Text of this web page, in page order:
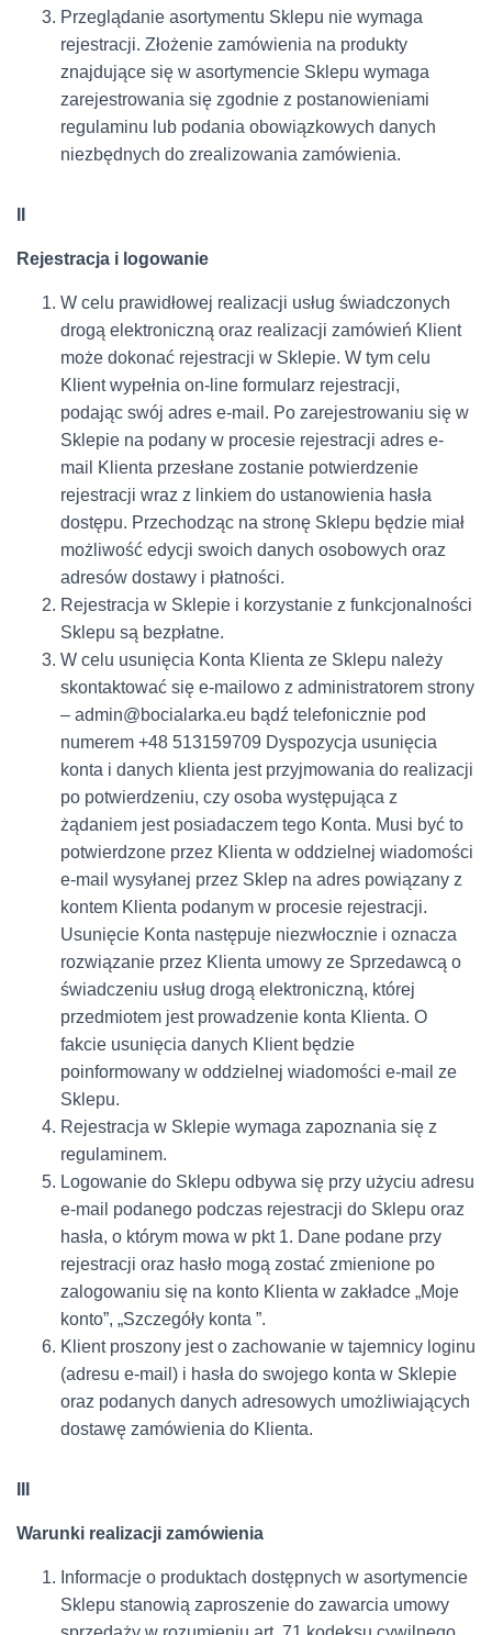
Przeglądanie asortymentu Sklepu nie wymaga
rejestracji. Złożenie zamówienia na produkty
znajdujące się w asortymencie Sklepu wymaga
zarejestrowania się zgodnie z postanowieniami
regulaminu lub podania obowiązkowych danych
niezbędnych do zrealizowania zamówienia.
Rejestracja i logowanie
W celu prawidłowej realizacji usług świadczonych
drogą elektroniczną oraz realizacji zamówień Klient
może dokonać rejestracji w Sklepie. W tym celu
Klient wypełnia on-line formularz rejestracji,
podając swój adres e-mail. Po zarejestrowaniu się w
Sklepie na podany w procesie rejestracji adres e-
mail Klienta przesłane zostanie potwierdzenie
rejestracji wraz z linkiem do ustanowienia hasła
dostępu. Przechodząc na stronę Sklepu będzie miał
możliwość edycji swoich danych osobowych oraz
adresów dostawy i płatności.
Rejestracja w Sklepie i korzystanie z funkcjonalności
Sklepu są bezpłatne.
W celu usunięcia Konta Klienta ze Sklepu należy
skontaktować się e-mailowo z administratorem strony
– admin@bocialarka.eu bądź telefonicznie pod
numerem +48 513159709 Dyspozycja usunięcia
konta i danych klienta jest przyjmowania do realizacji
po potwierdzeniu, czy osoba występująca z
żądaniem jest posiadaczem tego Konta. Musi być to
potwierdzone przez Klienta w oddzielnej wiadomości
e-mail wysyłanej przez Sklep na adres powiązany z
kontem Klienta podanym w procesie rejestracji.
Usunięcie Konta następuje niezwłocznie i oznacza
rozwiązanie przez Klienta umowy ze Sprzedawcą o
świadczeniu usług drogą elektroniczną, której
przedmiotem jest prowadzenie konta Klienta. O
fakcie usunięcia danych Klient będzie
poinformowany w oddzielnej wiadomości e-mail ze
Sklepu.
Rejestracja w Sklepie wymaga zapoznania się z
regulaminem.
Logowanie do Sklepu odbywa się przy użyciu adresu
e-mail podanego podczas rejestracji do Sklepu oraz
hasła, o którym mowa w pkt 1. Dane podane przy
rejestracji oraz hasło mogą zostać zmienione po
zalogowaniu się na konto Klienta w zakładce „Moje
konto”, „Szczegóły konta ”.
Klient proszony jest o zachowanie w tajemnicy loginu
(adresu e-mail) i hasła do swojego konta w Sklepie
oraz podanych danych adresowych umożliwiających
dostawę zamówienia do Klienta.
Warunki realizacji zamówienia
Informacje o produktach dostępnych w asortymencie
Sklepu stanowią zaproszenie do zawarcia umowy